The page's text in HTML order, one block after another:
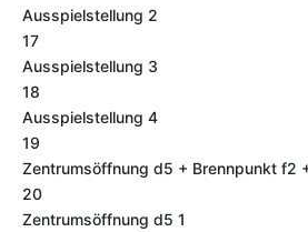
Ausspielstellung 2
17
Ausspielstellung 3
18
Ausspielstellung 4
19
Zentrumsöffnung d5 + Brennpunkt f2
20
Zentrumsöffnung d5 1